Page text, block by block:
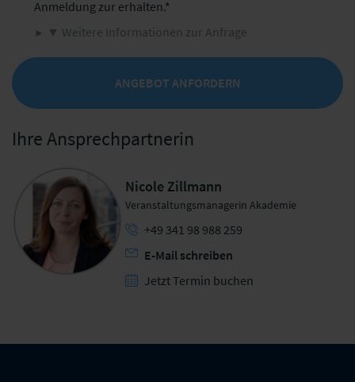
Anmeldung zur erhalten.
▼ Weitere Informationen zur Anfrage
ANGEBOT ANFORDERN
Ihre Ansprechpartnerin
Nicole Zillmann
Veranstaltungsmanagerin Akademie
+49 341 98 988 259
E-Mail schreiben
Jetzt Termin buchen